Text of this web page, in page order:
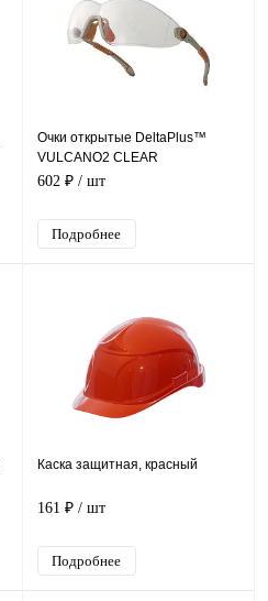
Очки открытые DeltaPlus™
VULCANO2 CLEAR
602 ₽ / шт
Подробнее
Каска защитная, красный
161 ₽ / шт
Подробнее